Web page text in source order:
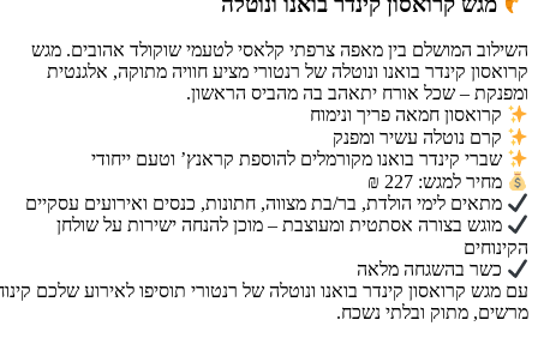
המושלם בין מאפה צרפתי קלאסי לטעמי שוקולד אהובים. מגש
קינדר בואנו ונוטלה של רנטורי מציע חוויה מתוקה, אלגנטית
– שכל אורח יתאהב בה מהביס הראשון.
קרואסון חמאה פריך ונימוח
קרם נוטלה עשיר ומפנק
שברי קינדר בואנו מקורמלים להוספת קראנץ’ וטעם ייחודי
מחיר למגש: 227 ₪
מתאים לימי הולדת, בר/בת מצווה, חתונות, כנסים ואירועים עסקיים
מוגש בצורה אסתטית ומעוצבת – מוכן להנחה ישירות על שולחן
כשר בהשגחה מלאה
מגש קרואסון קינדר בואנו ונוטלה של רנטורי תוסיפו לאירוע שלכם קינוח
מתוק ובלתי נשכח.